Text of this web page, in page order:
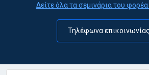
Δείτε όλα τα σεμινάρια του
Τηλέφωνα επικοινωνίας